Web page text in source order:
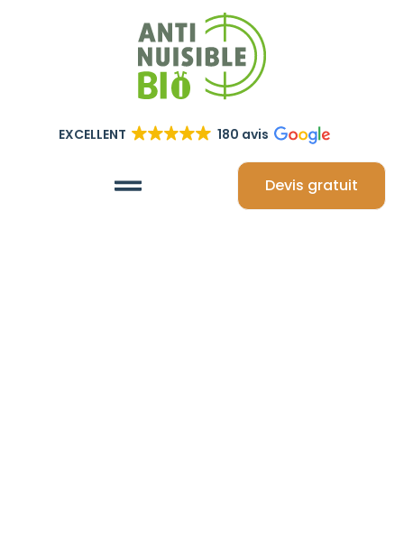
EXCELLENT 180 avis
Devis gratuit